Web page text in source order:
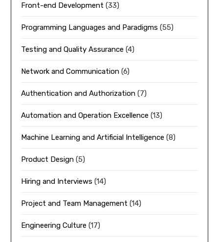
Front-end Development (33)
Programming Languages and Paradigms (55)
Testing and Quality Assurance (4)
Network and Communication (6)
Authentication and Authorization (7)
Automation and Operation Excellence (13)
Machine Learning and Artificial Intelligence (8)
Product Design (5)
Hiring and Interviews (14)
Project and Team Management (14)
Engineering Culture (17)